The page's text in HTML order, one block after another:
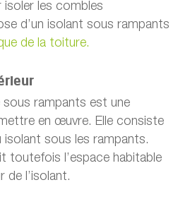
les combles
d’un isolant sous rampants
de la toiture.
sous rampants est une
en œuvre. Elle consiste
isolant sous les rampants.
toutefois l’espace habitable
de l’isolant.